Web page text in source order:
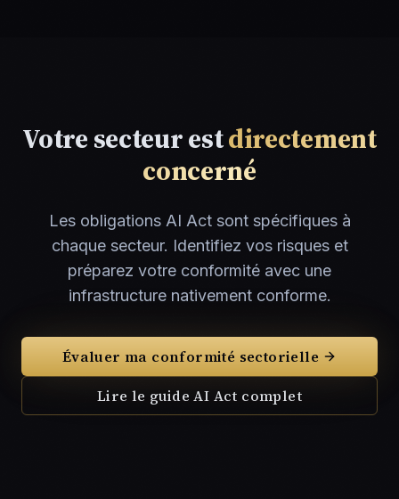
Votre secteur estdirectement
concerné
Les obligations AI Act sont spécifiques à
chaque secteur. Identifiez vos risques et
préparez votre conformité avec une
infrastructure nativement conforme.
Évaluer ma conformité sectorielle
Lire le guide AI Act complet